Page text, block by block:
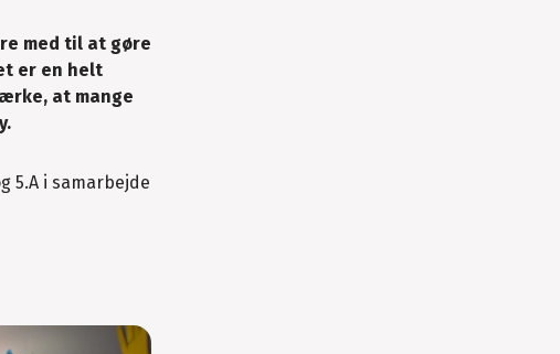
med til at gøre
er en helt
at mange
5.A i samarbejde